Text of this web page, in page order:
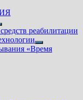
реабилитации
Показать
подменю
«Время